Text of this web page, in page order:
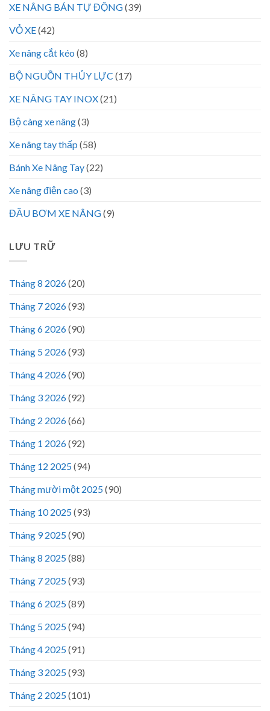
XE NÂNG BÁN TỰ ĐỘNG(39)
VỎ XE(42)
Xe nâng cắt kéo (8)
BỘ NGUỒN THỦY LỰC (17)
XE NÂNG TAY INOX(21)
Bộ càng xe nâng(3)
Xe nâng tay thấp (58)
Bánh Xe Nâng Tay(22)
Xe nâng điện cao (3)
ĐẦU BƠM XE NÂNG(9)
LƯU TRỮ
Tháng 8 2026(20)
Tháng 7 2026(93)
Tháng 6 2026(90)
Tháng 5 2026(93)
Tháng 4 2026(90)
Tháng 3 2026(92)
Tháng 2 2026(66)
Tháng 1 2026(92)
Tháng 12 2025(94)
Tháng mười một 2025(90)
Tháng 10 2025(93)
Tháng 9 2025(90)
Tháng 8 2025(88)
Tháng 7 2025(93)
Tháng 6 2025(89)
Tháng 5 2025(94)
Tháng 4 2025(91)
Tháng 3 2025(93)
Tháng 2 2025(101)